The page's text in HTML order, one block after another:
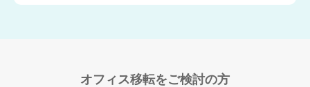
オフィス移転をご検討の方